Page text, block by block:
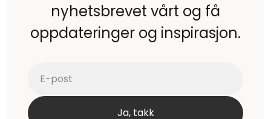
nyhetsbrevet vårt og få
oppdateringer og inspirasjon.